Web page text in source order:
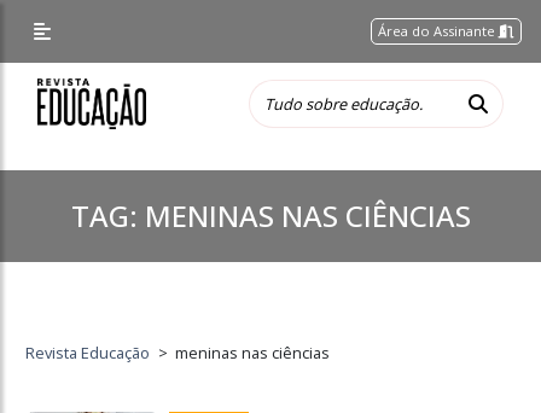
Área do Assinante
TAG: MENINAS NAS CIÊNCIAS
Revista Educação > meninas nas ciências